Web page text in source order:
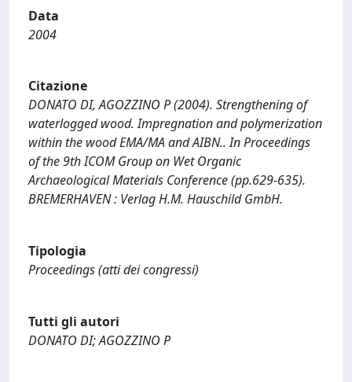
Data
2004
Citazione
DONATO DI, AGOZZINO P (2004). Strengthening of
waterlogged wood. Impregnation and polymerization
within the wood EMA/MA and AIBN.. In Proceedings
of the 9th ICOM Group on Wet Organic
Archaeological Materials Conference (pp.629-635).
BREMERHAVEN : Verlag H.M. Hauschild GmbH.
Tipologia
Proceedings (atti dei congressi)
Tutti gli autori
DONATO DI; AGOZZINO P